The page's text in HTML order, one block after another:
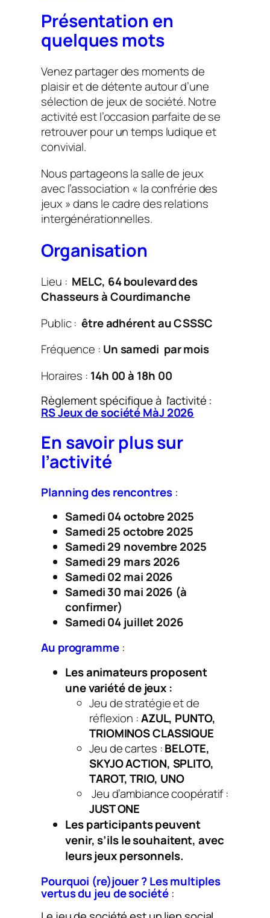
Présentation en
quelques mots
Venez partager des moments de
plaisir et de détente autour d’une
sélection de jeux de société. Notre
activité est l’occasion parfaite de se
retrouver pour un temps ludique et
convivial.
Nous partageons la salle de jeux
avec l’association « la confrérie des
jeux » dans le cadre des relations
intergénérationnelles.
Organisation
Lieu : MELC, 64 boulevard des
Chasseurs à Courdimanche
Public : être adhérent au CSSSC
Fréquence : Un samedi par mois
Horaires : 14h 00 à 18h 00
Règlement spécifique à l’activité :
RS Jeux de société MàJ 2026
En savoir plus sur
l’activité
Planning des rencontres:
Samedi 04 octobre 2025
Samedi 25 octobre 2025
Samedi 29 novembre 2025
Samedi 29 mars 2026
Samedi 02 mai 2026
Samedi 30 mai 2026 (à
confirmer)
Samedi 04 juillet 2026
Au programme:
Les animateurs proposent
une variété de jeux :
Jeu de stratégie et de
réflexion :AZUL, PUNTO,
TRIOMINOS CLASSIQUE
Jeu de cartes :BELOTE,
SKYJO ACTION, SPLITO,
TAROT, TRIO, UNO
Jeu d’ambiance coopératif :
JUST ONE
Les participants peuvent
venir, s’ils le souhaitent, avec
leurs jeux personnels.
Pourquoi (re)jouer ? Les multiples
vertus du jeu de société: